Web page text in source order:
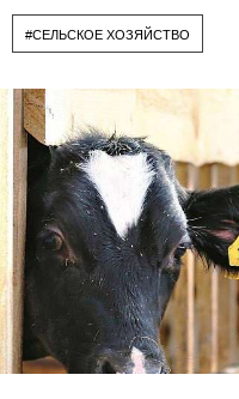
#СЕЛЬСКОЕ ХОЗЯЙСТВО